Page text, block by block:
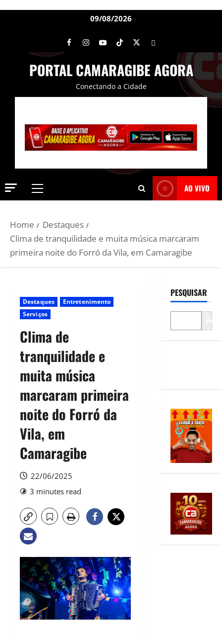
09/08/2026
PORTAL CAMARAGIBE AGORA
Conectando a Cidade
AO VIVO
Home
Destaques
Clima de tranquilidade e muita música marcaram
primeira noite do Forró da Vila, em Camaragibe
Destaques
Entretenimento
Serviços
Clima de
tranquilidade e
muita música
marcaram primeira
noite do Forró da
Vila, em
Camaragibe
22/06/2025
3 minutes read
PESQUISAR